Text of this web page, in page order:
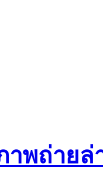
พถ่ายล่